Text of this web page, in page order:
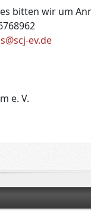
bitten wir um
ev.de
e. V.